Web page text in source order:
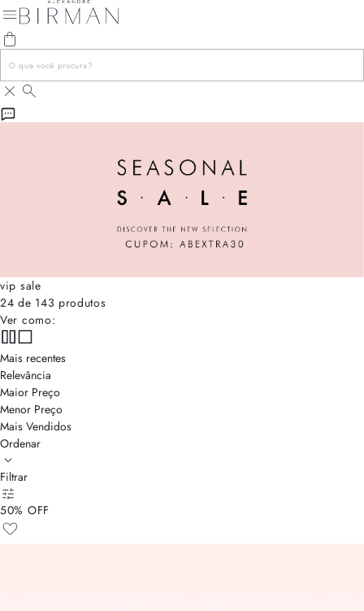
vip sale
24 de 143 produtos
Ver como:
Mais recentes
Relevância
Maior Preço
Menor Preço
Mais Vendidos
Ordenar
Filtrar
50% OFF